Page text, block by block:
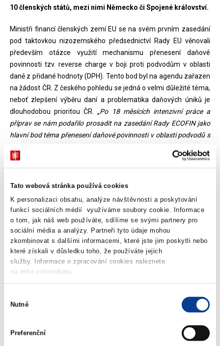
Tato webová stránka používá cookies
K personalizaci obsahu, analýze návštěvnosti a poskytování
funkcí sociálních médií využíváme soubory cookie. Informace
o tom, jak náš web používáte, sdílíme se svými partnery pro
sociální média a analýzy. Partneři tyto údaje mohou
zkombinovat s dalšími informacemi, které jste jim poskytli nebo
které získali v důsledku toho, že používáte jejich
služby. Informace o zpracování cookies naleznete
na mfcr.cz/cookies
souhlasu
Nutné
Preferenční
10 členských států, mezi nimi Německo či Spojené království.
Ministři financí členských zemí EU se na svém prvním zasedání
pod taktovkou nizozemského předsednictví Rady EU věnovali
především otázce využití mechanismu přenesení daňové
povinnosti tzv. reverse charge v boji proti podvodům v oblasti
daně z přidané hodnoty (DPH). Tento bod byl na agendu zařazen
na žádost ČR. Z českého pohledu se jedná o velmi důležité téma,
neboť zlepšení výběru daní a problematika daňových úniků je
dlouhodobou prioritou ČR. „Po 18 měsících intenzivní práce a
příprav se nám podařilo prosadit na zasedání Rady ECOFIN jako
hlavní bod téma přenesení daňové povinnosti v oblasti podvodů s
Mezera ve výběru DPH není jen českým, ale celoevropským
Evropě v roce 2013 cca 168 miliard Eur. Jedná se o částku, která
převyšuje výši ročního rozpočtu EU. V případě ČR se jedná o
krácení DPH ve výši cca 80 miliard Korun, částka vyšší než kolik
činí rozpočtový schodek ČR. Dle zkušeností ČR může být
účinným řešením širší použití metody přenesené daňové
povinnosti (reverse charge). „Dnešní první velká debata k tématu
reverse charge na jednání ministrů financí zemí EU je nejenom
úspěchem ČR, ale důležitým krokem EU k systémovému řešení
problému podvodů v oblasti DPH,“zhodnotil ministr Babiš.
Výsledkem dnešní diskuse evropských ministrů financí je zadání
připravovaném akčním plánu k DPH v EU, který je plánován na
měsíc březen 2016. Nizozemský ministr financí, předsedající